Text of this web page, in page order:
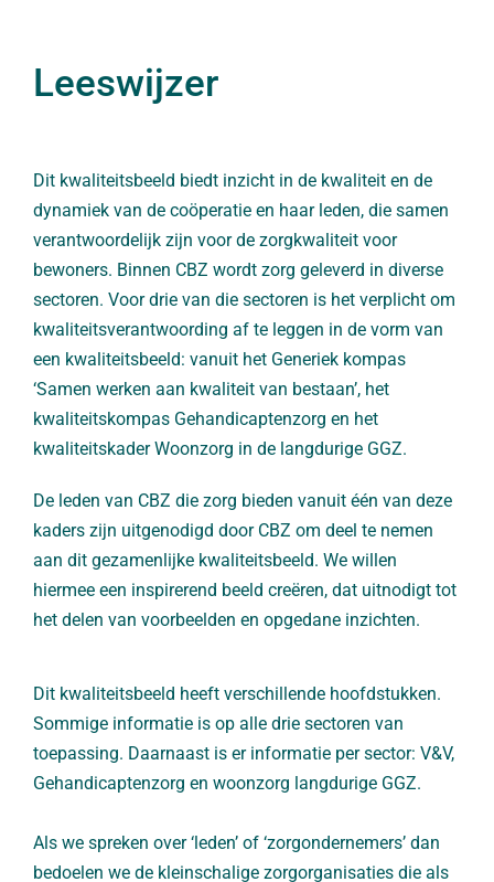
Leeswijzer
Dit kwaliteitsbeeld biedt inzicht in de kwaliteit en de
dynamiek van de coöperatie en haar leden, die samen
verantwoordelijk zijn voor de zorgkwaliteit voor
bewoners. Binnen CBZ wordt zorg geleverd in diverse
sectoren. Voor drie van die sectoren is het verplicht om
kwaliteitsverantwoording af te leggen in de vorm van
een kwaliteitsbeeld: vanuit het Generiek kompas
‘Samen werken aan kwaliteit van bestaan’, het
kwaliteitskompas Gehandicaptenzorg en het
kwaliteitskader Woonzorg in de langdurige GGZ.
De leden van CBZ die zorg bieden vanuit één van deze
kaders zijn uitgenodigd door CBZ om deel te nemen
aan dit gezamenlijke kwaliteitsbeeld. We willen
hiermee een inspirerend beeld creëren, dat uitnodigt tot
het delen van voorbeelden en opgedane inzichten.
Dit kwaliteitsbeeld heeft verschillende hoofdstukken.
Sommige informatie is op alle drie sectoren van
toepassing. Daarnaast is er informatie per sector: V&V,
Gehandicaptenzorg en woonzorg langdurige GGZ.
Als we spreken over ‘leden’ of ‘zorgondernemers’ dan
bedoelen we de kleinschalige zorgorganisaties die als